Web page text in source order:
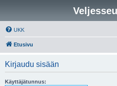
UKK
Etusivu
Kirjaudu sisään
Käyttäjätunnus: